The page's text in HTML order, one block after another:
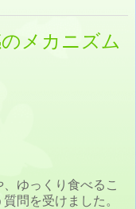
メカニズム
ゆっくり食べるこ
問を受けました。